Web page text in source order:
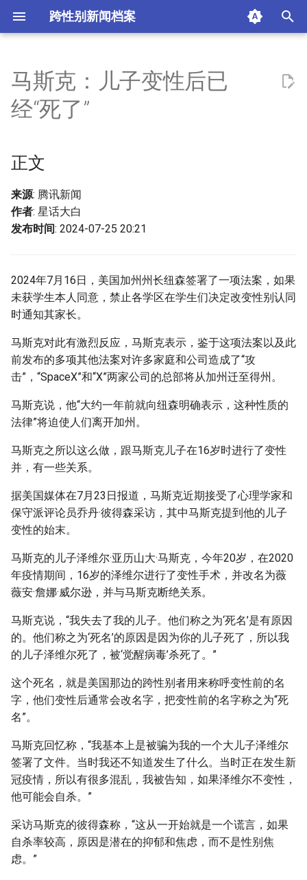
跨性别新闻档案
n
t
a
l
i
n
g
s
e
r
h
正文
附加信息 [Processed Page
马斯克：儿子变性后已
经“死了”
正文
来源: 腾讯新闻
作者: 星话大白
发布时间: 2024-07-25 20:21
2024年7月16日，美国加州州长纽森签署了一项法案，如果
未获学生本人同意，禁止各学区在学生们决定改变性别认同
时通知其家长。
马斯克对此有激烈反应，马斯克表示，鉴于这项法案以及此
前发布的多项其他法案对许多家庭和公司造成了“攻
击”，“SpaceX”和“X”两家公司的总部将从加州迁至得州。
马斯克说，他“大约一年前就向纽森明确表示，这种性质的
法律”将迫使人们离开加州。
马斯克之所以这么做，跟马斯克儿子在16岁时进行了变性
并，有一些关系。
据美国媒体在7月23日报道，马斯克近期接受了心理学家和
保守派评论员乔丹·彼得森采访，其中马斯克提到他的儿子
变性的始末。
马斯克的儿子泽维尔·亚历山大·马斯克，今年20岁，在2020
年疫情期间，16岁的泽维尔进行了变性手术，并改名为薇
薇安·詹娜·威尔逊，并与马斯克断绝关系。
马斯克说，“我失去了我的儿子。他们称之为‘死名’是有原因
的。他们称之为‘死名’的原因是因为你的儿子死了，所以我
的儿子泽维尔死了，被‘觉醒病毒’杀死了。”
这个死名，就是美国那边的跨性别者用来称呼变性前的名
字，他们变性后通常会改名字，把变性前的名字称之为“死
名”。
马斯克回忆称，“我基本上是被骗为我的一个大儿子泽维尔
签署了文件。当时我还不知道发生了什么。当时正在发生新
冠疫情，所以有很多混乱，我被告知，如果泽维尔不变性，
他可能会自杀。”
采访马斯克的彼得森称，“这从一开始就是一个谎言，如果
自杀率较高，原因是潜在的抑郁和焦虑，而不是性别焦
虑。”